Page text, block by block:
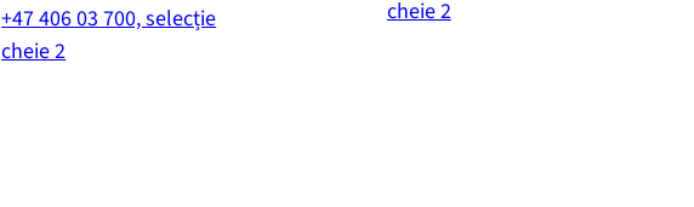
+47 406 03 700, selecție
cheie 2
cheie 2